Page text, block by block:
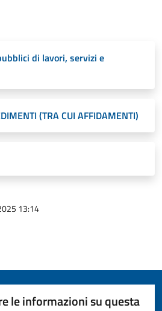
di lavori, servizi e
(TRA CUI AFFIDAMENTI)
13:14
le informazioni su questa